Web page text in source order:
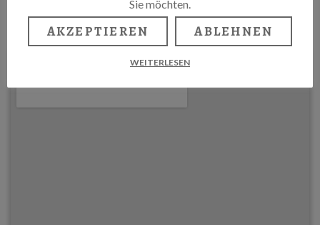
ZUM-KLABAUTERMANN.COMSie möchten.
AKZEPTIEREN ABLEHNEN
WEITERLESEN